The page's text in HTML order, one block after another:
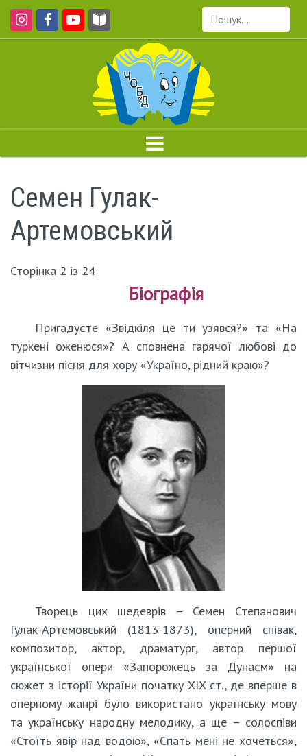
Пошук...
Семен Гулак-
Артемовський
Сторінка 2 із 24
Біографія
Пригадуєте «Звідкіля це ти узявся?» та «На
туркені оженюся»? А сповнена гарячої любові до
вітчизни пісня для хору «Україно, рідний краю»?
Творець цих шедеврів – Семен Степанович
Гулак-Артемовський (1813-1873), оперний співак,
композитор, актор, драматург, автор першої
української опери «Запорожець за Дунаєм» на
сюжет з історії України початку XIX ст., де вперше в
оперному жанрі було використано українську мову
та українську народну мелодику, а ще – солоспіви
«Стоїть явір над водою», «Спать мені не хочеться»,